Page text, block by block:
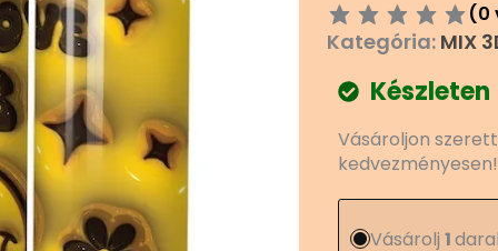
(0
Kategória: MIX
Készleten
Vásároljon
kedvezményesen!
Vásárolj 1
Love
Club
Tumbler
mennyiség